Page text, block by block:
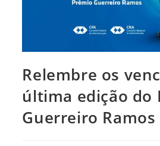
Relembre os
última edição do
Guerreiro Ramos